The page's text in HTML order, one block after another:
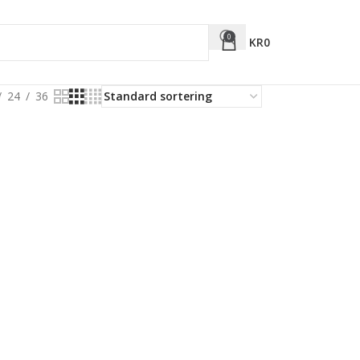
0 KR0
24 36